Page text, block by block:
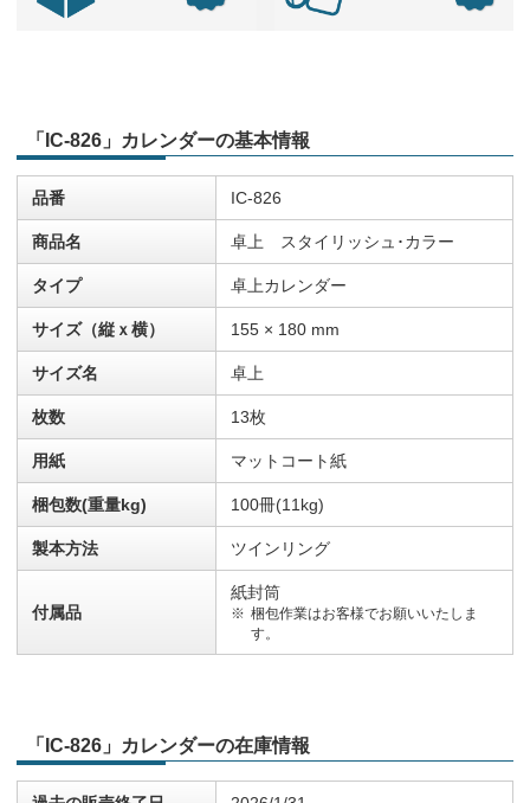
「IC-826」カレンダーの基本情報
品番 IC-826
商品名 卓上 スタイリッシュ･カラー
タイプ 卓上カレンダー
サイズ（縦ｘ横） 155 × 180 mm
サイズ名 卓上
枚数 13枚
用紙 マットコート紙
梱包数(重量kg) 100冊(11kg)
製本方法 ツインリング
付属品
紙封筒
梱包作業はお客様でお願いいたしま
す。
「IC-826」カレンダーの在庫情報